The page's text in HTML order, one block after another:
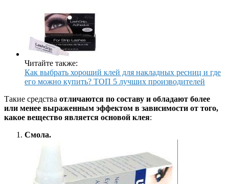
Читайте также:
Как выбрать хороший клей для накладных ресниц и где
его можно купить? ТОП 5 лучших производителей
Такие средства отличаются по составу и обладают более
или менее выраженным эффектом в зависимости от того,
какое вещество является основой клея:
Смола.